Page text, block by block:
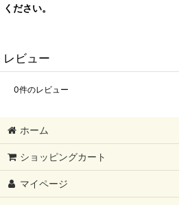
ください。
レビュー
0件のレビュー
ホーム
ショッピングカート
マイページ